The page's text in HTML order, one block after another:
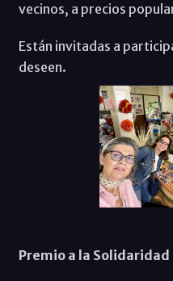
vecinos, a precios
Están invitadas a
deseen.
Premio a la Solidaridad